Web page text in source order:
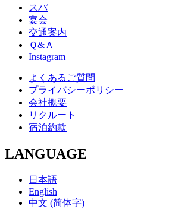
スパ
宴会
交通案内
Ｑ&Ａ
Instagram
よくあるご質問
プライバシーポリシー
会社概要
リクルート
宿泊約款
LANGUAGE
日本語
English
中文 (简体字)